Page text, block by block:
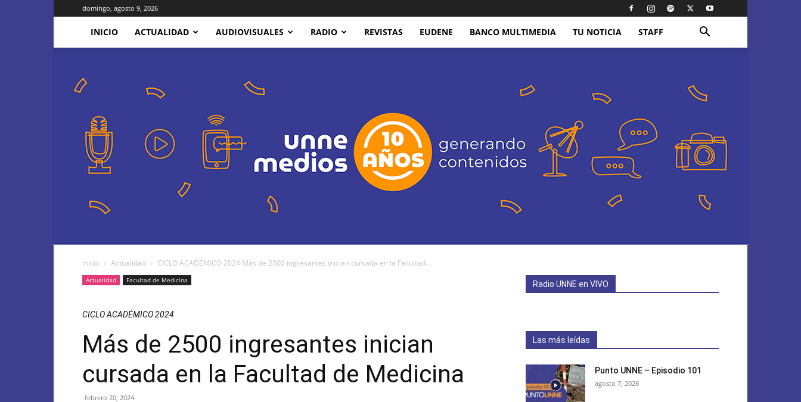
domingo, agosto 9, 2026
INICIO ACTUALIDAD AUDIOVISUALES RADIO REVISTAS EUDENE BANCO MULTIMEDIA TU NOTICIA STAFF
Inicio Actualidad CICLO ACADÉMICO 2024 Más de 2500 ingresantes inician cursada en la Facultad...
Actualidad Facultad de Medicina
CICLO ACADÉMICO 2024
Más de 2500 ingresantes inician
cursada en la Facultad de Medicina
febrero 20, 2024
Radio UNNE en VIVO
Las más leídas
Punto UNNE – Episodio 101
agosto 7, 2026